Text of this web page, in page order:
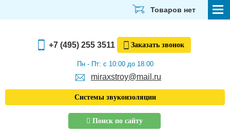
ОТДЕЛОЧНЫЕ МАТЕРИАЛЫ
ЭЛЕКТРИКА И ОСВЕЩЕНИЕ
Товаров нет
+7 (495) 255 3511 Заказать звонок
Пн - Пт: с 10:00 до 18:00
miraxstroy@mail.ru
Системы звукоизоляции
Поиск по сайту